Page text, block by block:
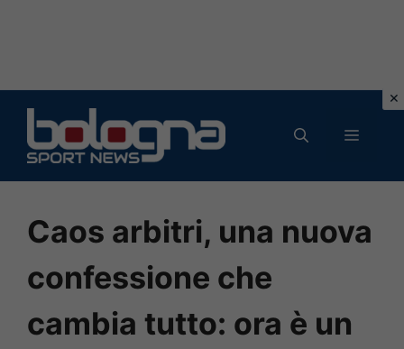
contenuto
MENU
Caos arbitri, una nuova
confessione che
cambia tutto: ora è un